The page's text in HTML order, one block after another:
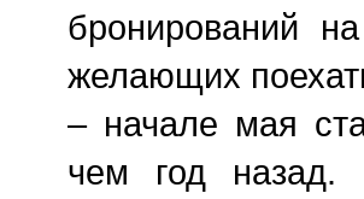
бронирований
желающих
– начале мая
чем год назад.